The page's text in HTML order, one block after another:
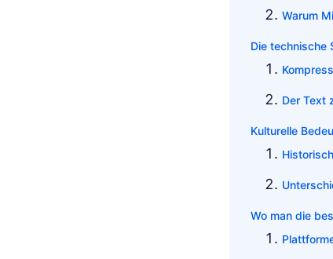
Warum
Die technische
Der Text
Kulturelle
Wo man die